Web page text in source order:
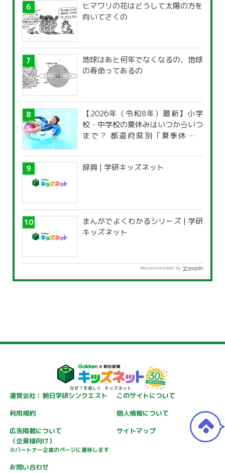
ヒマワリの花はどうして太陽の方を
向いてさくの
地球はあと何年でなくなるの，地球
の寿命ってあるの
【2026年（令和8年）最新】小学
校・中学校の夏休みはいつからいつ
まで？ 都道府県別「夏季休暇一
辞典 | 学研キッズネット
まんがでよくわかるシリーズ | 学研
キッズネット
Recommended by
運営会社：朝日学研シンクエスト
このサイトについて
利用規約
個人情報について
広告掲載について
（企業様向け）
※パートナー企業のページに遷移します
サイトマップ
お問い合わせ